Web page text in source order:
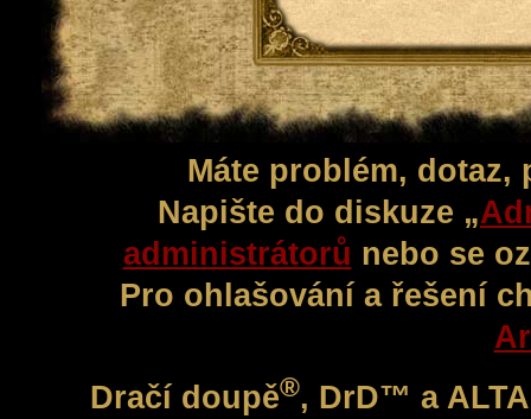
Máte problém,
Napište do diskuze „
administrátorů nebo se
Pro ohlašování a řešení
Dračí doupě®, DrD™ a